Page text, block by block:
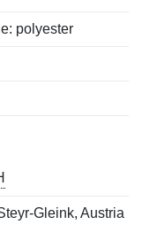
polyester
Gleink, Austria